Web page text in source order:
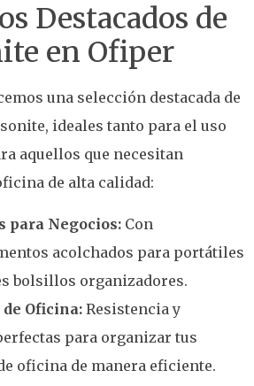
Destacados de
en Ofiper
una selección destacada de
ideales tanto para el uso
aquellos que necesitan
de alta calidad:
para Negocios: Con
acolchados para portátiles
bolsillos organizadores.
Oficina:Resistencia y
para organizar tus
oficina de manera eficiente.